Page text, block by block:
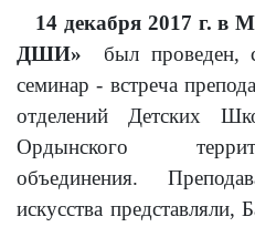
14 декабря 2017 г. в
ДШИ» был проведен,
семинар - встреча
отделений Детских
Ордынского
объединения.
искусства